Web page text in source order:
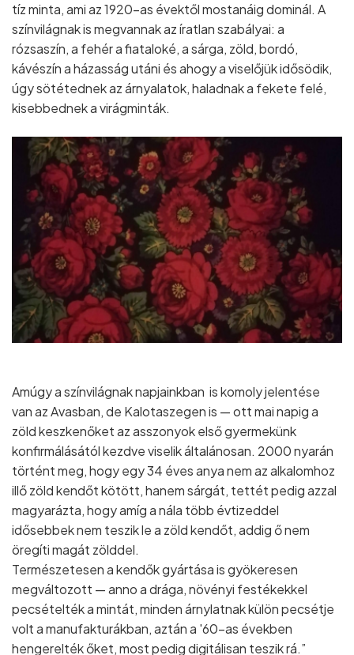
tíz minta, ami az 1920-as évektől mostanáig dominál. A
színvilágnak is megvannak az íratlan szabályai: a
rózsaszín, a fehér a fiataloké, a sárga, zöld, bordó,
kávészín a házasság utáni és ahogy a viselőjük idősödik,
úgy sötétednek az árnyalatok, haladnak a fekete felé,
kisebbednek a virágminták.
Amúgy a színvilágnak napjainkban is komoly jelentése
van az Avasban, de Kalotaszegen is — ott mai napig a
zöld keszkenőket az asszonyok első gyermekünk
konfirmálásától kezdve viselik általánosan. 2000 nyarán
történt meg, hogy egy 34 éves anya nem az alkalomhoz
illő zöld kendőt kötött, hanem sárgát, tettét pedig azzal
magyarázta, hogy amíg a nála több évtizeddel
idősebbek nem teszik le a zöld kendőt, addig ő nem
öregíti magát zölddel.
Természetesen a kendők gyártása is gyökeresen
megváltozott — anno a drága, növényi festékekkel
pecsételték a mintát, minden árnylatnak külön pecsétje
volt a manufakturákban, aztán a '60-as években
hengerelték őket, most pedig digitálisan teszik rá.”